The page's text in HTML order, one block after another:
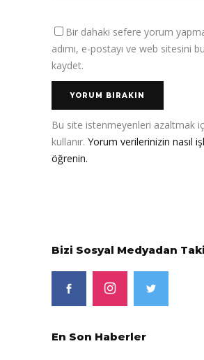
Bir dahaki sefere yorum
adımı, e-postayı ve web sitesini
kaydet.
Bu site istenmeyenleri azaltmak
kullanır. Yorum verilerinizin nasıl
öğrenin.
Bizi Sosyal Medyadan
En Son Haberler